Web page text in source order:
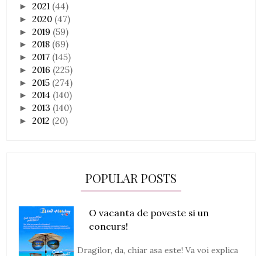
►2021 (44)
►2020 (47)
►2019 (59)
►2018 (69)
►2017 (145)
►2016 (225)
►2015 (274)
►2014 (140)
►2013 (140)
►2012 (20)
POPULAR POSTS
O vacanta de poveste si un
concurs!
Dragilor, da, chiar asa este! Va voi explica